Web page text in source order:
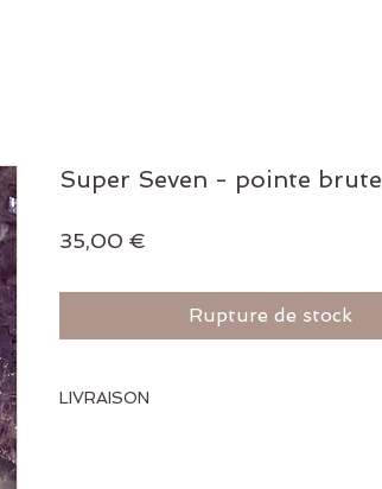
Super Seven - pointe brute
35,00 €
Rupture de stock
LIVRAISON